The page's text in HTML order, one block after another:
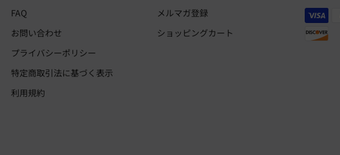
FAQ
お問い合わせ
プライバシーポリシー
特定商取引法に基づく表示
利用規約
メルマガ登録
ショッピングカート